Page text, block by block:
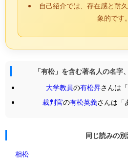
自己紹介では、存在感と耐
象的です。
「有松」を含む著名人の名字
大学教員の有松昇さんは
裁判官の有松英義さんは「
同じ読みの
相松